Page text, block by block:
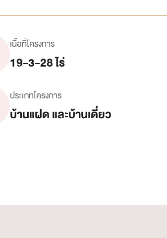
เนื้อที่โครงการ
19-3-28 ไร่
ประเภทโครงการ
บ้านแฝด และบ้านเดี่ยว